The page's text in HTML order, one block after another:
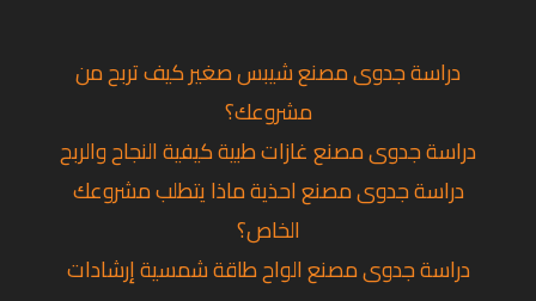
دراسة جدوى مصنع شيبس صغير كيف تربح من
مشروعك؟
دراسة جدوى مصنع غازات طبية كيفية النجاح والربح
دراسة جدوى مصنع احذية ماذا يتطلب مشروعك
الخاص؟
دراسة جدوى مصنع الواح طاقة شمسية إرشادات